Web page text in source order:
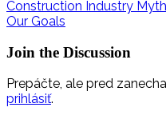
Construction Industry
Our Goals
Join the Discussion
Prepáčte, ale pred
prihlásiť.